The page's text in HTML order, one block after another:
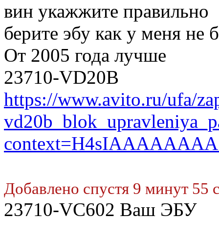
вин укажжите правильно
берите эбу как у меня не
От 2005 года лучше
23710-VD20B
https://www.avito.ru/ufa/
Добавлено спустя 9 минут 55
23710-VC602 Ваш ЭБУ